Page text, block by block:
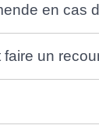
en cas
faire un